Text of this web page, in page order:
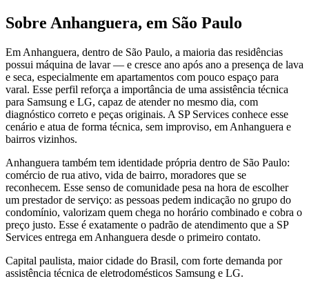
Sobre Anhanguera, em São Paulo
Em Anhanguera, dentro de São Paulo, a maioria das residências
possui máquina de lavar — e cresce ano após ano a presença de lava
e seca, especialmente em apartamentos com pouco espaço para
varal. Esse perfil reforça a importância de uma assistência técnica
para Samsung e LG, capaz de atender no mesmo dia, com
diagnóstico correto e peças originais. A SP Services conhece esse
cenário e atua de forma técnica, sem improviso, em Anhanguera e
bairros vizinhos.
Anhanguera também tem identidade própria dentro de São Paulo:
comércio de rua ativo, vida de bairro, moradores que se
reconhecem. Esse senso de comunidade pesa na hora de escolher
um prestador de serviço: as pessoas pedem indicação no grupo do
condomínio, valorizam quem chega no horário combinado e cobra o
preço justo. Esse é exatamente o padrão de atendimento que a SP
Services entrega em Anhanguera desde o primeiro contato.
Capital paulista, maior cidade do Brasil, com forte demanda por
assistência técnica de eletrodomésticos Samsung e LG.